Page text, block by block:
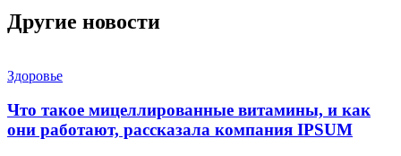
Другие новости
Здоровье
Что такое мицеллированные витамины, и как
они работают, рассказала компания IPSUM